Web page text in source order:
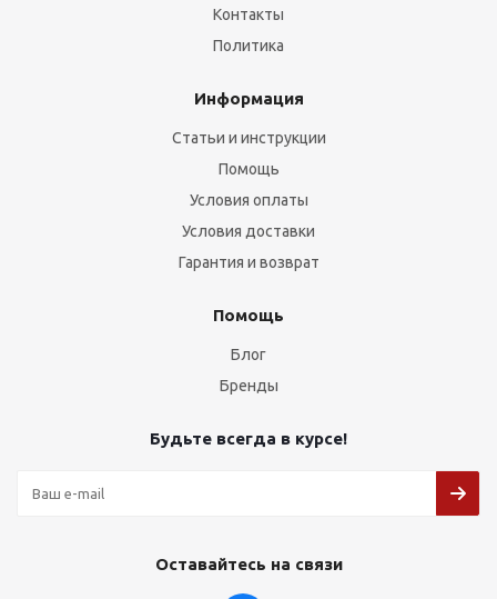
Контакты
Политика
Информация
Статьи и инструкции
Помощь
Условия оплаты
Условия доставки
Гарантия и возврат
Помощь
Блог
Бренды
Будьте всегда в курсе!
Оставайтесь на связи